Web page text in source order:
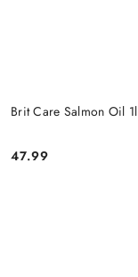
Brit Care Salmon Oil 1l
Cena:
47.99